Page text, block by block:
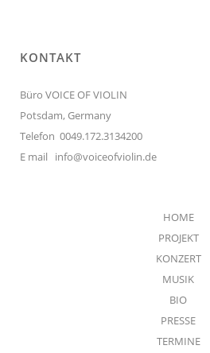
KONTAKT
Büro VOICE OF VIOLIN
Potsdam, Germany
Telefon 0049.172.3134200
E mail info@voiceofviolin.de
HOME
PROJEKT
KONZERT
MUSIK
BIO
PRESSE
TERMINE